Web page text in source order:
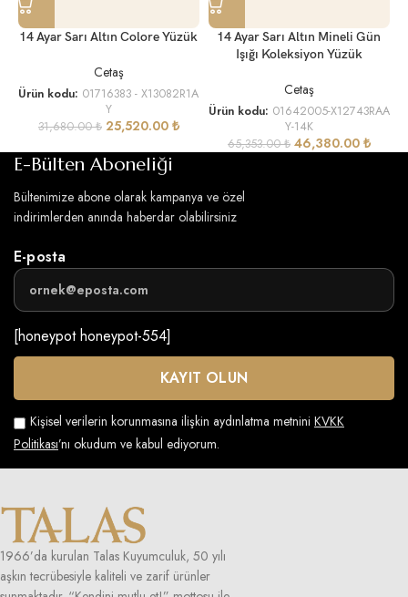
14 Ayar Sarı Altın Colore Yüzük
Cetaş
Ürün kodu: 01716383 - X13082R1A
Y
31,680.00₺ 25,520.00 ₺
14 Ayar Sarı Altın Mineli Gün
Işığı Koleksiyon Yüzük
Cetaş
Ürün kodu: 01642005-X12743RAA
Y-14K
65,353.00₺ 46,380.00 ₺
E-Bülten Aboneliği
Bültenimize abone olarak kampanya ve özel
indirimlerden anında haberdar olabilirsiniz
E-posta
[honeypot honeypot-554]
Kişisel verilerin korunmasına ilişkin aydınlatma metnini KVKK
Politikası’nı okudum ve kabul ediyorum.
1966’da kurulan Talas Kuyumculuk, 50 yılı
aşkın tecrübesiyle kaliteli ve zarif ürünler